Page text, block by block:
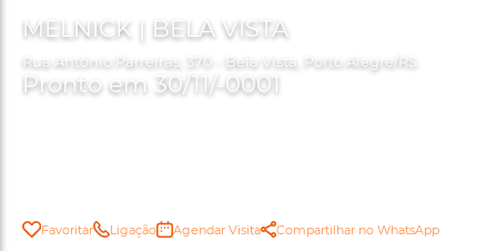
MELNICK | BELA VISTA
Rua Antônio Parreiras, 370 - Bela Vista, Porto Alegre/RS
Pronto em 30/11/-0001
Favoritar Ligação Agendar Visita Compartilhar no WhatsApp